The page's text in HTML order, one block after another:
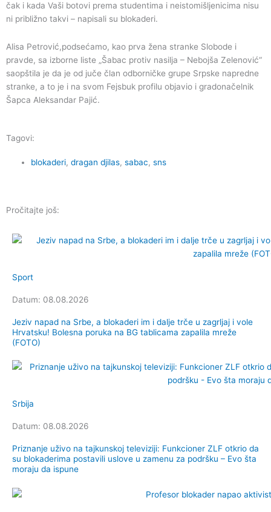
čak i kada Vaši botovi prema studentima i neistomišljenicima nisu
ni približno takvi – napisali su blokaderi.
Alisa Petrović,podsećamo, kao prva žena stranke Slobode i
pravde, sa izborne liste „Šabac protiv nasilja – Nebojša Zelenović“
saopštila je da je od juče član odborničke grupe Srpske napredne
stranke, a to je i na svom Fejsbuk profilu objavio i gradonačelnik
Šapca Aleksandar Pajić.
Tagovi:
blokaderi,dragan djilas,sabac,sns
Pročitajte još:
Sport
Datum: 08.08.2026
Jeziv napad na Srbe, a blokaderi im i dalje trče u zagrljaj i vole
Hrvatsku! Bolesna poruka na BG tablicama zapalila mreže
(FOTO)
Srbija
Datum: 08.08.2026
Priznanje uživo na tajkunskoj televiziji: Funkcioner ZLF otkrio da
su blokaderima postavili uslove u zamenu za podršku – Evo šta
moraju da ispune